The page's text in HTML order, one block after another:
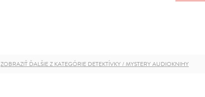
ZOBRAZIŤ ĎALŠIE Z KATEGÓRIE DETEKTÍVKY / MYSTERY AUDIOKNIHY